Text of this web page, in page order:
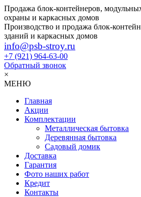
Продажа блок-контейнеров,
охраны и каркасных домов
Производство и продажа блок-
зданий и каркасных домов
info@psb-stroy.ru
+7 (921) 964-63-00
Обратный звонок
×
МЕНЮ
Главная
Акции
Комплектации
Металлическая бытовка
Деревянная бытовка
Садовый домик
Доставка
Гарантия
Фото наших работ
Кредит
Контакты